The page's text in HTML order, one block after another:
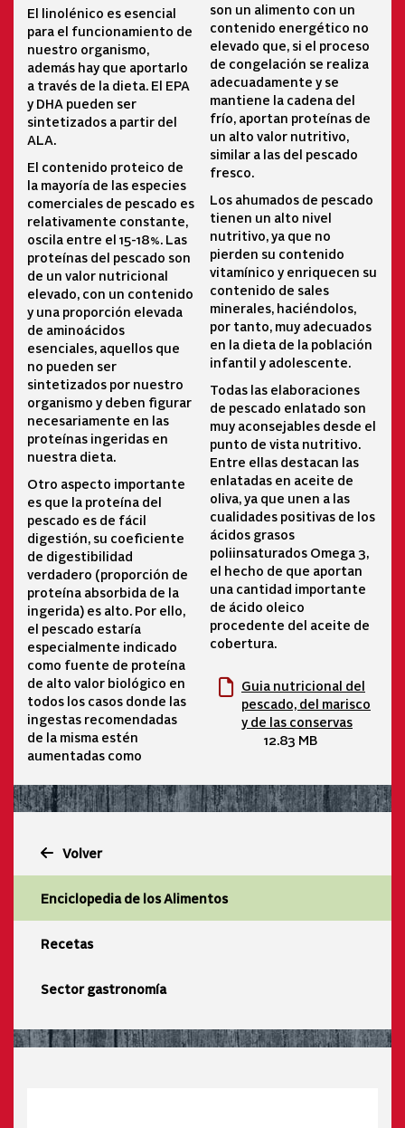
El linolénico es esencial
para el funcionamiento de
nuestro organismo,
además hay que aportarlo
a través de la dieta. El EPA
y DHA pueden ser
sintetizados a partir del
ALA.
El contenido proteico de
la mayoría de las especies
comerciales de pescado es
relativamente constante,
oscila entre el 15-18%. Las
proteínas del pescado son
de un valor nutricional
elevado, con un contenido
y una proporción elevada
de aminoácidos
esenciales, aquellos que
no pueden ser
sintetizados por nuestro
organismo y deben figurar
necesariamente en las
proteínas ingeridas en
nuestra dieta.
Otro aspecto importante
es que la proteína del
pescado es de fácil
digestión, su coeficiente
de digestibilidad
verdadero (proporción de
proteína absorbida de la
ingerida) es alto. Por ello,
el pescado estaría
especialmente indicado
como fuente de proteína
de alto valor biológico en
todos los casos donde las
ingestas recomendadas
de la misma estén
aumentadas como
son un alimento con un
contenido energético no
elevado que, si el proceso
de congelación se realiza
adecuadamente y se
mantiene la cadena del
frío, aportan proteínas de
un alto valor nutritivo,
similar a las del pescado
fresco.
Los ahumados de pescado
tienen un alto nivel
nutritivo, ya que no
pierden su contenido
vitamínico y enriquecen su
contenido de sales
minerales, haciéndolos,
por tanto, muy adecuados
en la dieta de la población
infantil y adolescente.
Todas las elaboraciones
de pescado enlatado son
muy aconsejables desde el
punto de vista nutritivo.
Entre ellas destacan las
enlatadas en aceite de
oliva, ya que unen a las
cualidades positivas de los
ácidos grasos
poliinsaturados Omega 3,
el hecho de que aportan
una cantidad importante
de ácido oleico
procedente del aceite de
cobertura.
Guia nutricional del
pescado, del marisco
y de las conservas
12.83 MB
Volver
Enciclopedia de los Alimentos
Recetas
Sector gastronomía